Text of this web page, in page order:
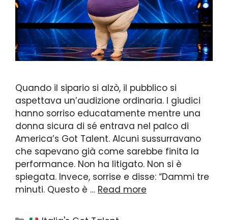
Quando il sipario si alzò, il pubblico si
aspettava un’audizione ordinaria. I giudici
hanno sorriso educatamente mentre una
donna sicura di sé entrava nel palco di
America’s Got Talent. Alcuni sussurravano
che sapevano già come sarebbe finita la
performance. Non ha litigato. Non si è
spiegata. Invece, sorrise e disse: “Dammi tre
minuti. Questo è … Read more